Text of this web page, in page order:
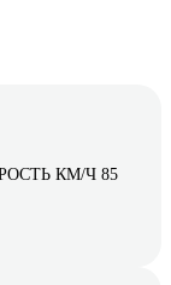
КМ/Ч 85